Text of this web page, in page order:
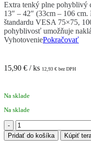
Extra tenký plne pohyblivý
13″ – 42″ (33cm – 106
štandardu VESA 75×75,
pohyblivosť umožňuje
VyhotoveniePokračovať
15,90 € / ks 12,93 € bez DPH
Na sklade
Na sklade
množstvo
Superior
držiak
Pridať do košíka Kúpiť